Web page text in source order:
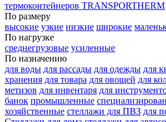
термоконтейнеров TRANSPORTHERM
По размеру
высокие узкие низкие широкие
По нагрузке
среднегрузовые усиленные
По назначению
для воды для рассады для одежды для
хранения для товара для овощей для
метизов для инвентаря для
банок промышленные
хозяйственные стеллажи для ПВЗ для